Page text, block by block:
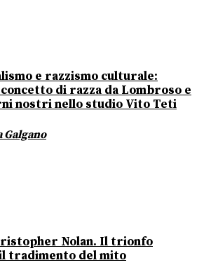
e razzismo culturale:
concetto di razza da Lombroso e
nostri nello studio Vito Teti
Galgano
Nolan. Il trionfo
tradimento del mito